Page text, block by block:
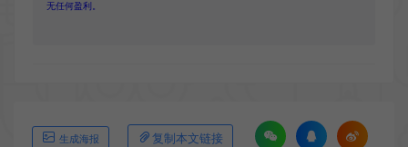
无任何盈利。
生成海报 复制本文链接